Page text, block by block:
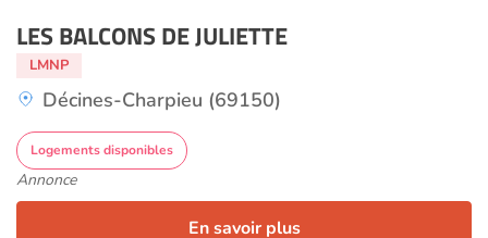
LES BALCONS DE JULIETTE
LMNP
Décines-Charpieu (69150)
Logements disponibles
Annonce
En savoir plus